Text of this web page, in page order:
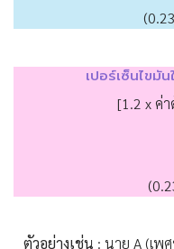
เปอร์เซ็นไขมั
[1.2 x ค่
ตัวอย่างเช่น : นาย A (เพ